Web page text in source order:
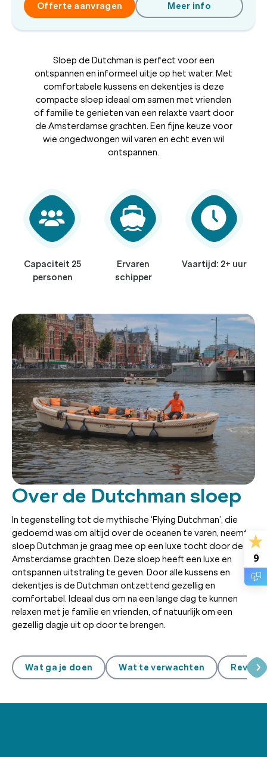
Offerte aanvragen Meer info
Sloep de Dutchman is perfect voor een
ontspannen en informeel uitje op het water. Met
comfortabele kussens en dekentjes is deze
compacte sloep ideaal om samen met vrienden
of familie te genieten van een relaxte vaart door
de Amsterdamse grachten. Een fijne keuze voor
wie ongedwongen wil varen en echt even wil
ontspannen.
Capaciteit 25
personen
Ervaren
schipper
Vaartijd: 2+ uur
Over de Dutchman sloep
In tegenstelling tot de mythische ‘Flying Dutchman’, die
gedoemd was om altijd over de oceanen te varen, neemt
sloep Dutchman je graag mee op een luxe tocht door de
Amsterdamse grachten. Deze sloep heeft een luxe en
ontspannen uitstraling te geven. Door alle kussens en
dekentjes is de Dutchman ontzettend gezellig en
comfortabel. Ideaal dus om na een lange dag te kunnen
relaxen met je familie en vrienden, of natuurlijk om een
gezellig dagje uit op door te brengen.
Wat ga je doen Wat te verwachten
9